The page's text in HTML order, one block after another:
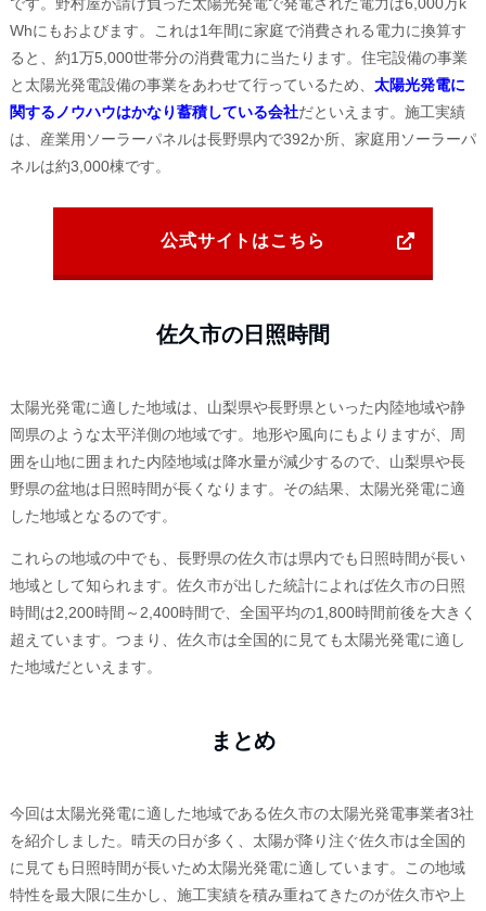
Whにもおよびます。これは1年間に家庭で消費される電力に換算す
ると、約1万5,000世帯分の消費電力に当たります。住宅設備の事業
と太陽光発電設備の事業をあわせて行っているため、 太陽光発電に
関するノウハウはかなり蓄積している会社だといえます。施工実績
は、産業用ソーラーパネルは長野県内で392か所、家庭用ソーラーパ
ネルは約3,000棟です。
公式サイトはこちら
佐久市の日照時間
太陽光発電に適した地域は、山梨県や長野県といった内陸地域や静
岡県のような太平洋側の地域です。地形や風向にもよりますが、周
囲を山地に囲まれた内陸地域は降水量が減少するので、山梨県や長
野県の盆地は日照時間が長くなります。その結果、太陽光発電に適
した地域となるのです。
これらの地域の中でも、長野県の佐久市は県内でも日照時間が長い
地域として知られます。佐久市が出した統計によれば佐久市の日照
時間は2,200時間～2,400時間で、全国平均の1,800時間前後を大きく
超えています。つまり、佐久市は全国的に見ても太陽光発電に適し
た地域だといえます。
まとめ
今回は太陽光発電に適した地域である佐久市の太陽光発電事業者3社
を紹介しました。晴天の日が多く、太陽が降り注ぐ佐久市は全国的
に見ても日照時間が長いため太陽光発電に適しています。この地域
特性を最大限に生かし、施工実績を積み重ねてきたのが佐久市や上